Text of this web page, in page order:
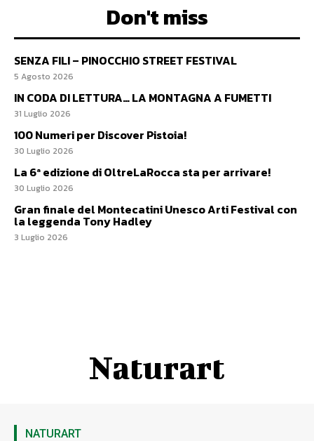
Don't miss
SENZA FILI – PINOCCHIO STREET FESTIVAL
5 Agosto 2026
IN CODA DI LETTURA… LA MONTAGNA A FUMETTI
31 Luglio 2026
100 Numeri per Discover Pistoia!
30 Luglio 2026
La 6ª edizione di OltreLaRocca sta per arrivare!
30 Luglio 2026
Gran finale del Montecatini Unesco Arti Festival con
la leggenda Tony Hadley
3 Luglio 2026
Naturart
NATURART